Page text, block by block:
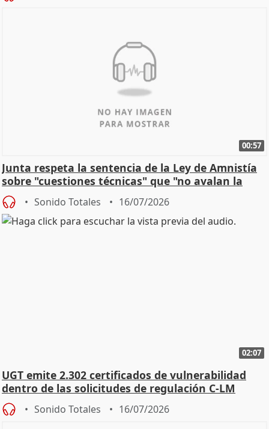
00:57
Junta respeta la sentencia de la Ley de Amnistía
sobre "cuestiones técnicas" que "no avalan la
const
Sonido Totales 16/07/2026
02:07
UGT emite 2.302 certificados de vulnerabilidad
dentro de las solicitudes de regulación C-LM
Sonido Totales 16/07/2026